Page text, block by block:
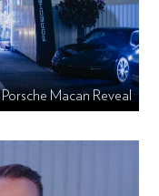
Porsche Macan Reveal